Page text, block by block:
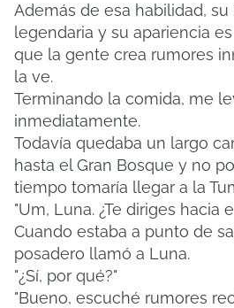
Además de esa habilidad,
legendaria y su apariencia
que la gente crea rumores
la ve.
Terminando la comida, me
inmediatamente.
Todavía quedaba un largo
hasta el Gran Bosque y no
tiempo tomaría llegar a la
"Um, Luna. ¿Te diriges hacia
Cuando estaba a punto de
posadero llamó a Luna.
"¿Sí, por qué?"
"Bueno, escuché rumores